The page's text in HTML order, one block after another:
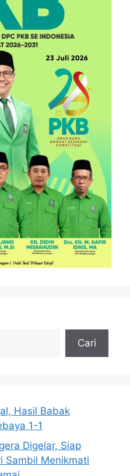
Cari
Hasil Babak
1-1
Digelar, Siap
Sambil Menikmati